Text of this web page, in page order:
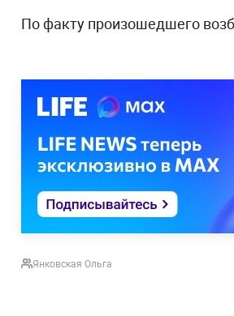
По факту произошедшего
Янковская Ольга